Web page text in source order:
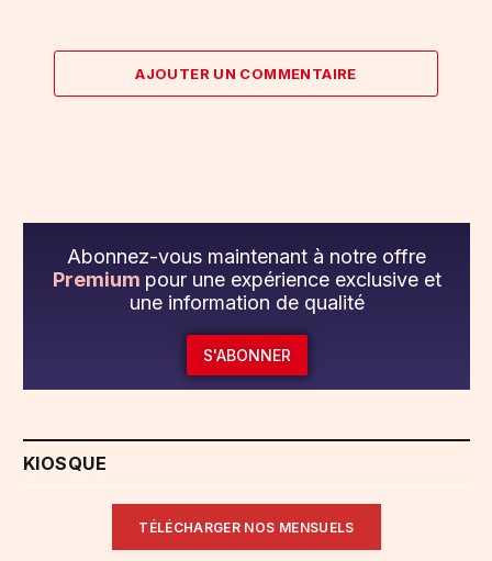
AJOUTER UN COMMENTAIRE
Abonnez-vous maintenant à notre offre
Premium pour une expérience exclusive et
une information de qualité
S'ABONNER
KIOSQUE
TÉLÉCHARGER NOS MENSUELS